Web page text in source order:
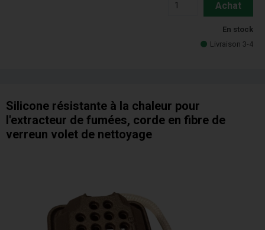
Achat
En stock
Livraison 3-4
Silicone résistante à la chaleur pour
l'extracteur de fumées, corde en fibre de
verreun volet de nettoyage